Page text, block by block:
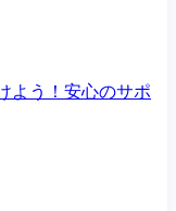
よう！安心のサポ